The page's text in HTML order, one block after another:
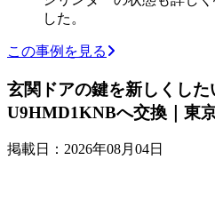
した。
この事例を見る
玄関ドアの鍵を新しくし
U9HMD1KNBへ交換｜東
掲載日：2026年08月04日